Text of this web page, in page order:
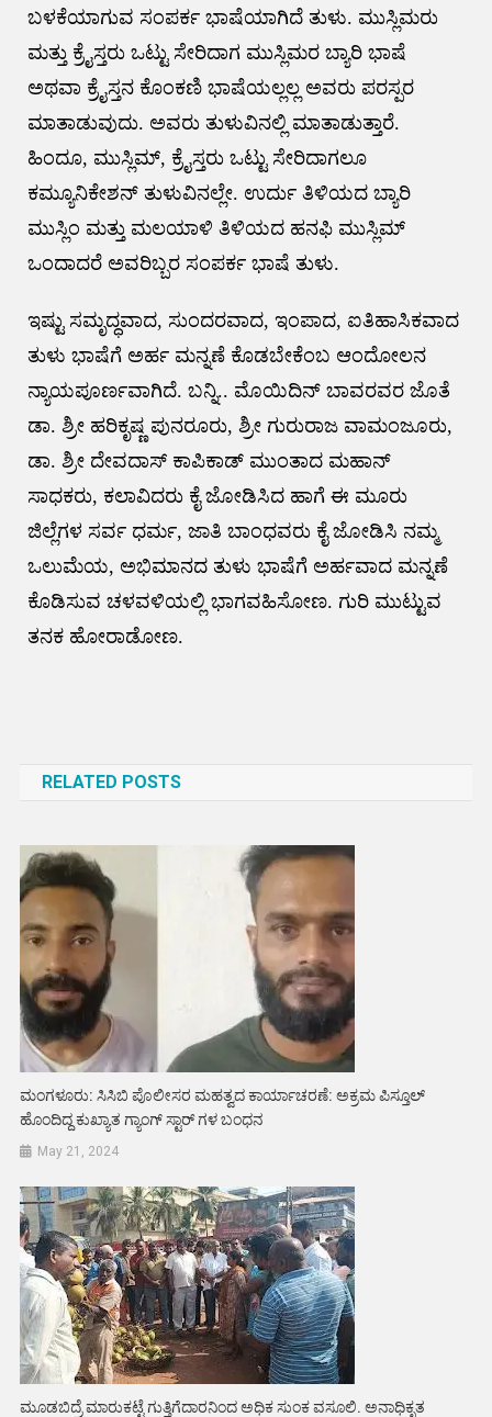
ಬಳಕೆಯಾಗುವ ಸಂಪರ್ಕ ಭಾಷೆಯಾಗಿದೆ ತುಳು. ಮುಸ್ಲಿಮರು
ಮತ್ತು ಕ್ರೈಸ್ತರು ಒಟ್ಟು ಸೇರಿದಾಗ ಮುಸ್ಲಿಮರ ಬ್ಯಾರಿ ಭಾಷೆ
ಅಥವಾ ಕ್ರೈಸ್ತನ ಕೊಂಕಣಿ ಭಾಷೆಯಲ್ಲಲ್ಲ ಅವರು ಪರಸ್ಪರ
ಮಾತಾಡುವುದು. ಅವರು ತುಳುವಿನಲ್ಲಿ ಮಾತಾಡುತ್ತಾರೆ.
ಹಿಂದೂ, ಮುಸ್ಲಿಮ್, ಕ್ರೈಸ್ತರು ಒಟ್ಟು ಸೇರಿದಾಗಲೂ
ಕಮ್ಯೂನಿಕೇಶನ್ ತುಳುವಿನಲ್ಲೇ. ಉರ್ದು ತಿಳಿಯದ ಬ್ಯಾರಿ
ಮುಸ್ಲಿಂ ಮತ್ತು ಮಲಯಾಳಿ ತಿಳಿಯದ ಹನಫಿ ಮುಸ್ಲಿಮ್
ಒಂದಾದರೆ ಅವರಿಬ್ಬರ ಸಂಪರ್ಕ ಭಾಷೆ ತುಳು.
ಇಷ್ಟು ಸಮೃದ್ಧವಾದ, ಸುಂದರವಾದ, ಇಂಪಾದ, ಐತಿಹಾಸಿಕವಾದ
ತುಳು ಭಾಷೆಗೆ ಅರ್ಹ ಮನ್ನಣೆ ಕೊಡಬೇಕೆಂಬ ಆಂದೋಲನ
ನ್ಯಾಯಪೂರ್ಣವಾಗಿದೆ. ಬನ್ನಿ.. ಮೊಯಿದಿನ್ ಬಾವರವರ ಜೊತೆ
ಡಾ‌. ಶ್ರೀ ಹರಿಕೃಷ್ಣ ಪುನರೂರು, ಶ್ರೀ ಗುರುರಾಜ ವಾಮಂಜೂರು,
ಡಾ. ಶ್ರೀ ದೇವದಾಸ್ ಕಾಪಿಕಾಡ್ ಮುಂತಾದ ಮಹಾನ್
ಸಾಧಕರು, ಕಲಾವಿದರು ಕೈ ಜೋಡಿಸಿದ ಹಾಗೆ ಈ ಮೂರು
ಜಿಲ್ಲೆಗಳ ಸರ್ವ ಧರ್ಮ, ಜಾತಿ ಬಾಂಧವರು ಕೈ ಜೋಡಿಸಿ ನಮ್ಮ
ಒಲುಮೆಯ, ಅಭಿಮಾನದ ತುಳು ಭಾಷೆಗೆ ಅರ್ಹವಾದ ಮನ್ನಣೆ
ಕೊಡಿಸುವ ಚಳವಳಿಯಲ್ಲಿ ಭಾಗವಹಿಸೋಣ. ಗುರಿ ಮುಟ್ಟುವ
ತನಕ ಹೋರಾಡೋಣ.
RELATED POSTS
ಮಂಗಳೂರು: ಸಿಸಿಬಿ ಪೊಲೀಸರ ಮಹತ್ವದ ಕಾರ್ಯಾಚರಣೆ: ಅಕ್ರಮ ಪಿಸ್ತೂಲ್
ಹೊಂದಿದ್ದ ಕುಖ್ಯಾತ ಗ್ಯಾಂಗ್ ಸ್ಟಾರ್ ಗಳ ಬಂಧನ
May 21, 2024
ಮೂಡಬಿದ್ರೆ ಮಾರುಕಟ್ಟೆ ಗುತ್ತಿಗೆದಾರನಿಂದ ಅಧಿಕ ಸುಂಕ ವಸೂಲಿ. ಅನಾಧಿಕೃತ